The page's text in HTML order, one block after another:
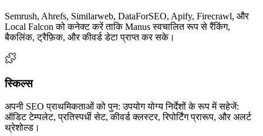
Semrush, Ahrefs, Similarweb, DataForSEO, Apify, Firecrawl, और
Local Falcon को कनेक्ट करें ताकि Manus स्वचालित रूप से रैंकिंग,
बैकलिंक, ट्रैफ़िक, और कीवर्ड डेटा प्राप्त कर सके।
स्किल्स
अपनी SEO प्राथमिकताओं को पुन: उपयोग योग्य निर्देशों के रूप में सहेजें:
ऑडिट टेम्पलेट, प्रतिस्पर्धी सेट, कीवर्ड क्लस्टर, रिपोर्टिंग प्रारूप, और अलर्ट
थ्रेशोल्ड।